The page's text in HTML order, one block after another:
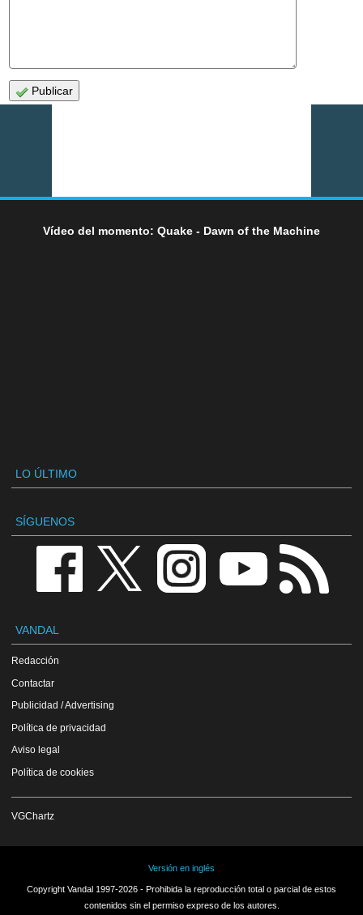
Publicar
Vídeo del momento: Quake - Dawn of the Machine
LO ÚLTIMO
SÍGUENOS
VANDAL
Redacción
Contactar
Publicidad / Advertising
Política de privacidad
Aviso legal
Política de cookies
VGChartz
Versión en inglés
Copyright Vandal 1997-2026 - Prohibida la reproducción total o parcial de estos
contenidos sin el permiso expreso de los autores.